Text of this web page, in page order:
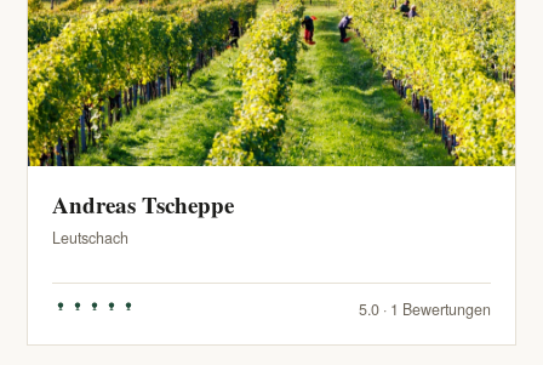
Andreas Tscheppe
Leutschach
5.0 · 1 Bewertungen